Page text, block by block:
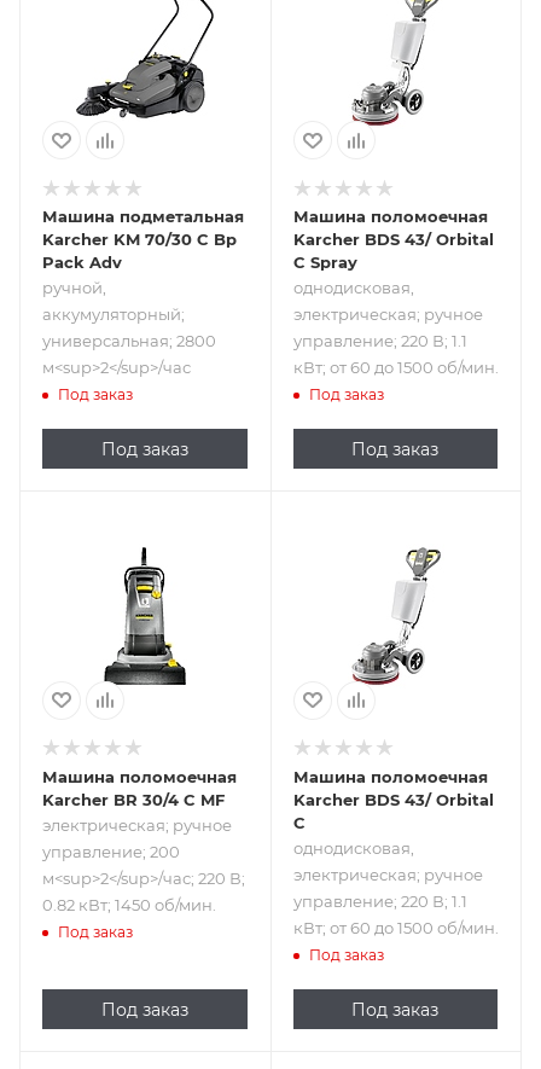
аккумуляторный;
универсальная;
м<sup>2</sup>/час
Машина подметальная
Karcher KM 70/30 C Bp
Pack Adv
ручной,
аккумуляторный;
универсальная; 2800
м<sup>2</sup>/час
Под заказ
Под заказ
электрическая;
управление; 220
В; 1.1 кВт; от 60 до
1500 об/мин.
Машина поломоечная
Karcher BDS 43/ Orbital
C Spray
однодисковая,
электрическая; ручное
управление; 220 В; 1.1
кВт; от 60 до 1500 об/мин.
Под заказ
Под заказ
электрическая;
управление; 200
м<sup>2</sup>/
час; 220 В; 0.82
кВт; 1450 об/мин.
Машина поломоечная
Karcher BR 30/4 C MF
электрическая; ручное
управление; 200
м<sup>2</sup>/час; 220 В;
0.82 кВт; 1450 об/мин.
Под заказ
Под заказ
однодисковая,
электрическая;
управление; 220
В; 1.1 кВт; от 60 до
1500 об/мин.
Машина поломоечная
Karcher BDS 43/ Orbital
C
однодисковая,
электрическая; ручное
управление; 220 В; 1.1
кВт; от 60 до 1500 об/мин.
Под заказ
Под заказ